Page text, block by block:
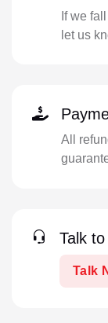
If we
let us
All
Talk
Talk